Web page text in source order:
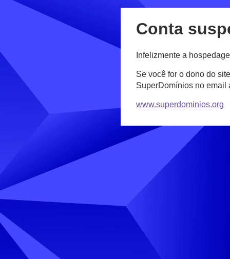
Conta
Infelizmente a
Se você for o dono do
SuperDomínios no email
www.superdominios.org